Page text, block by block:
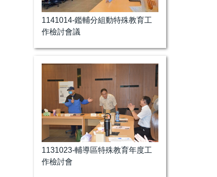
1141014-鑑輔分組動特殊教育工
作檢討會議
1131023-輔導區特殊教育年度工
作檢討會